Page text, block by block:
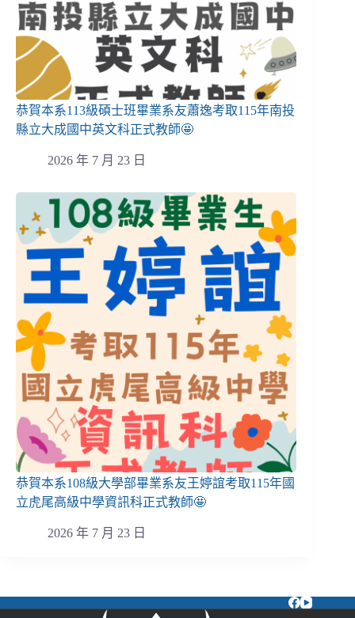
恭賀本系113級碩士班畢業系友蕭逸考取115年南投
縣立大成國中英文科正式教師🤩
2026 年 7 月 23 日
恭賀本系108級大學部畢業系友王婷誼考取115年國
立虎尾高級中學資訊科正式教師🤩
2026 年 7 月 23 日